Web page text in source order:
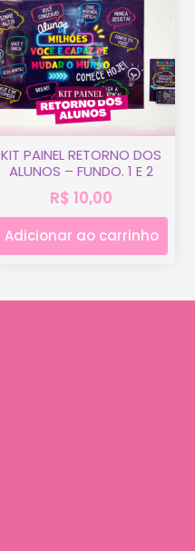
KIT PAINEL RETORNO DOS
ALUNOS – FUNDO. 1 E 2
R$ 10,00
Adicionar ao carrinho